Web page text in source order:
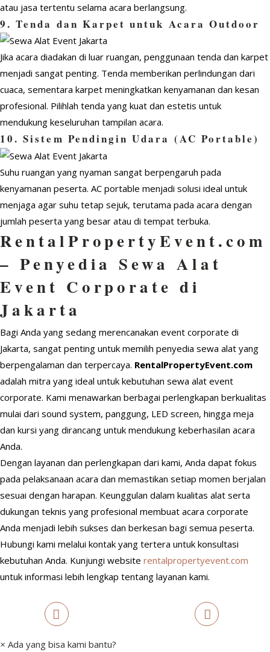
atau jasa tertentu selama acara berlangsung.
9. Tenda dan Karpet untuk Acara Outdoor
Jika acara diadakan di luar ruangan, penggunaan tenda dan karpet
menjadi sangat penting. Tenda memberikan perlindungan dari
cuaca, sementara karpet meningkatkan kenyamanan dan kesan
profesional. Pilihlah tenda yang kuat dan estetis untuk
mendukung keseluruhan tampilan acara.
10. Sistem Pendingin Udara (AC Portable)
Suhu ruangan yang nyaman sangat berpengaruh pada
kenyamanan peserta. AC portable menjadi solusi ideal untuk
menjaga agar suhu tetap sejuk, terutama pada acara dengan
jumlah peserta yang besar atau di tempat terbuka.
RentalPropertyEvent.com
– Penyedia Sewa Alat
Event Corporate di
Jakarta
Bagi Anda yang sedang merencanakan event corporate di
Jakarta, sangat penting untuk memilih penyedia sewa alat yang
berpengalaman dan terpercaya. RentalPropertyEvent.com
adalah mitra yang ideal untuk kebutuhan sewa alat event
corporate. Kami menawarkan berbagai perlengkapan berkualitas
mulai dari sound system, panggung, LED screen, hingga meja
dan kursi yang dirancang untuk mendukung keberhasilan acara
Anda.
Dengan layanan dan perlengkapan dari kami, Anda dapat fokus
pada pelaksanaan acara dan memastikan setiap momen berjalan
sesuai dengan harapan. Keunggulan dalam kualitas alat serta
dukungan teknis yang profesional membuat acara corporate
Anda menjadi lebih sukses dan berkesan bagi semua peserta.
Hubungi kami melalui kontak yang tertera untuk konsultasi
kebutuhan Anda. Kunjungi website rentalpropertyevent.com
untuk informasi lebih lengkap tentang layanan kami.
× Ada yang bisa kami bantu?